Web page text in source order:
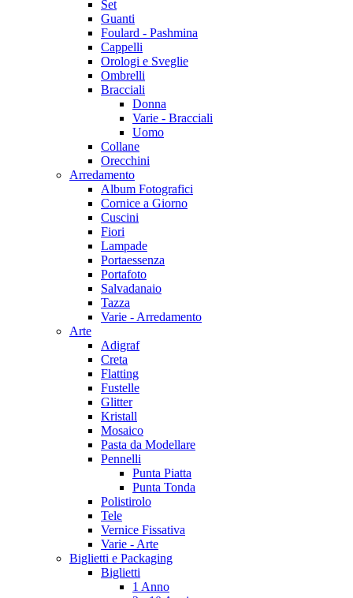
Set
Guanti
Foulard - Pashmina
Cappelli
Orologi e Sveglie
Ombrelli
Bracciali
Donna
Varie - Bracciali
Uomo
Collane
Orecchini
Arredamento
Album Fotografici
Cornice a Giorno
Cuscini
Fiori
Lampade
Portaessenza
Portafoto
Salvadanaio
Tazza
Varie - Arredamento
Arte
Adigraf
Creta
Flatting
Fustelle
Glitter
Kristall
Mosaico
Pasta da Modellare
Pennelli
Punta Piatta
Punta Tonda
Polistirolo
Tele
Vernice Fissativa
Varie - Arte
Biglietti e Packaging
Biglietti
1 Anno